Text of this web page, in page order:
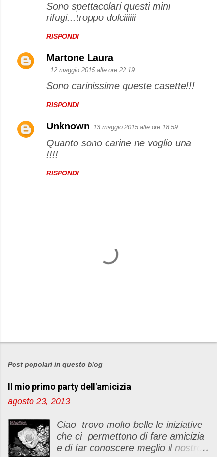
Sono spettacolari questi mini
rifugi...troppo dolciiiiii
RISPONDI
Martone Laura
12 maggio 2015 alle ore 22:19
Sono carinissime queste casette!!!
RISPONDI
Unknown 13 maggio 2015 alle ore 18:59
Quanto sono carine ne voglio una
!!!!
RISPONDI
P
s
a
u
c
o
m
m
Post popolari in questo blog
Il mio primo party dell'amicizia
agosto 23, 2013
Ciao, trovo molto belle le iniziative
che ci permettono di fare amicizia
e di far conoscere meglio il nostro